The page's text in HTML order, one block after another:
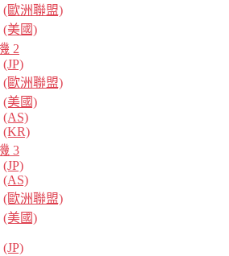
(歐洲聯盟)
(美國)
2
(JP)
(歐洲聯盟)
(美國)
(AS)
(KR)
3
(JP)
(AS)
(歐洲聯盟)
(美國)
(JP)